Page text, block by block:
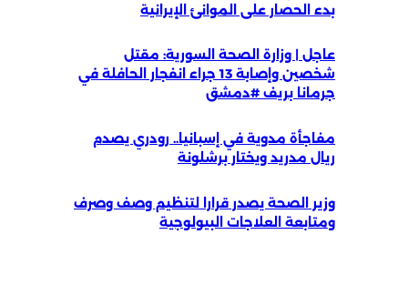
بدء الحصار على الموانئ الإيرانية
عاجل | وزارة الصحة السورية: مقتل
شخصين وإصابة 13 جراء انفجار الحافلة في
جرمانا بريف #دمشق
مفاجأة مدوية في إسبانيا.. رودري يصدم
ريال مدريد ويختار برشلونة
وزير الصحة يصدر قرارا لتنظيم وصف وصرف
ومتابعة العلاجات البيولوجية